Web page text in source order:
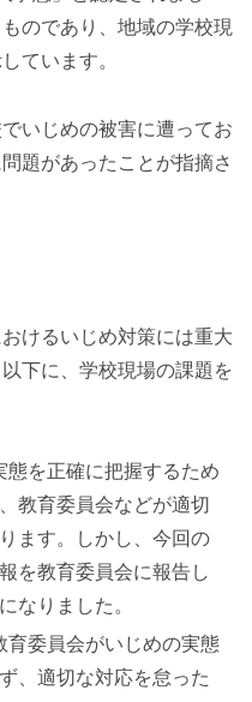
のであり、地域の学校現
ています。
いじめの被害に遭ってお
題があったことが指摘さ
けるいじめ対策には重大
下に、学校現場の課題を
態を正確に把握するため
教育委員会などが適切
ます。しかし、今回の
を教育委員会に報告し
なりました。
育委員会がいじめの実態
、適切な対応を怠った